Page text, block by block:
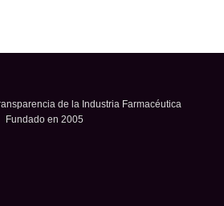
de la Industria Farmacéutica
Fundado en 2005